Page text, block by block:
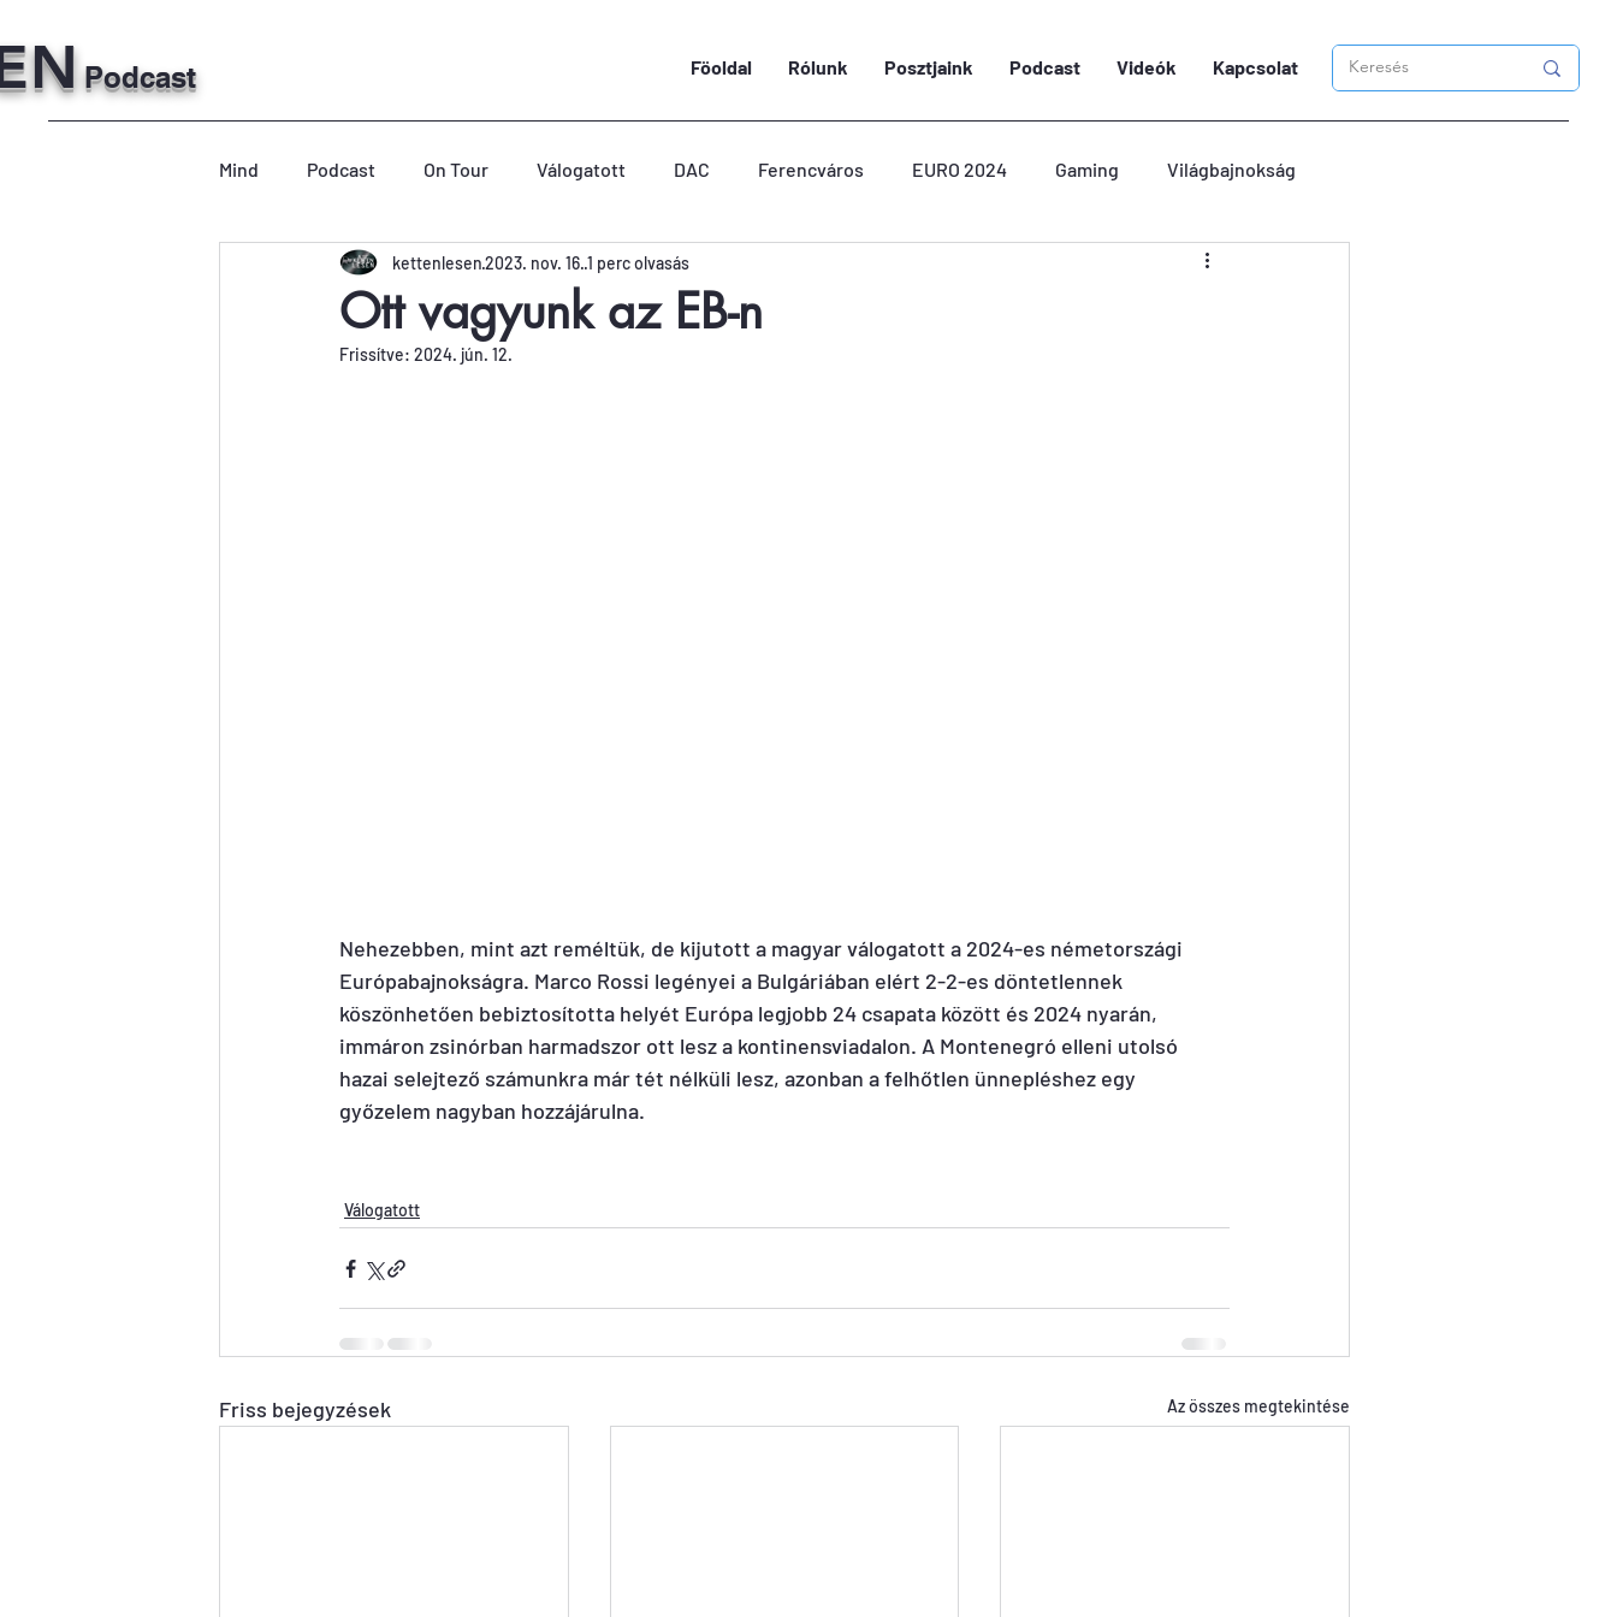
Föoldal Rólunk Posztjaink Podcast Videók Kapcsolat
Podcast
Mind Podcast On Tour Válogatott DAC Ferencváros EURO 2024 Gaming Világbajnokság
Ott vagyunk az EB-n
kettenlesen2023. nov. 16.1 perc olvasás
Frissítve: 2024. jún. 12.
Nehezebben, mint azt reméltük, de kijutott a magyar válogatott a 2024-es németországi
Európabajnokságra. Marco Rossi legényei a Bulgáriában elért 2-2-es döntetlennek
köszönhetően bebiztosította helyét Európa legjobb 24 csapata között és 2024 nyarán,
immáron zsinórban harmadszor ott lesz a kontinensviadalon. A Montenegró elleni utolsó
hazai selejtező számunkra már tét nélküli lesz, azonban a felhőtlen ünnepléshez egy
győzelem nagyban hozzájárulna.
Válogatott
Friss bejegyzések Az összes megtekintése